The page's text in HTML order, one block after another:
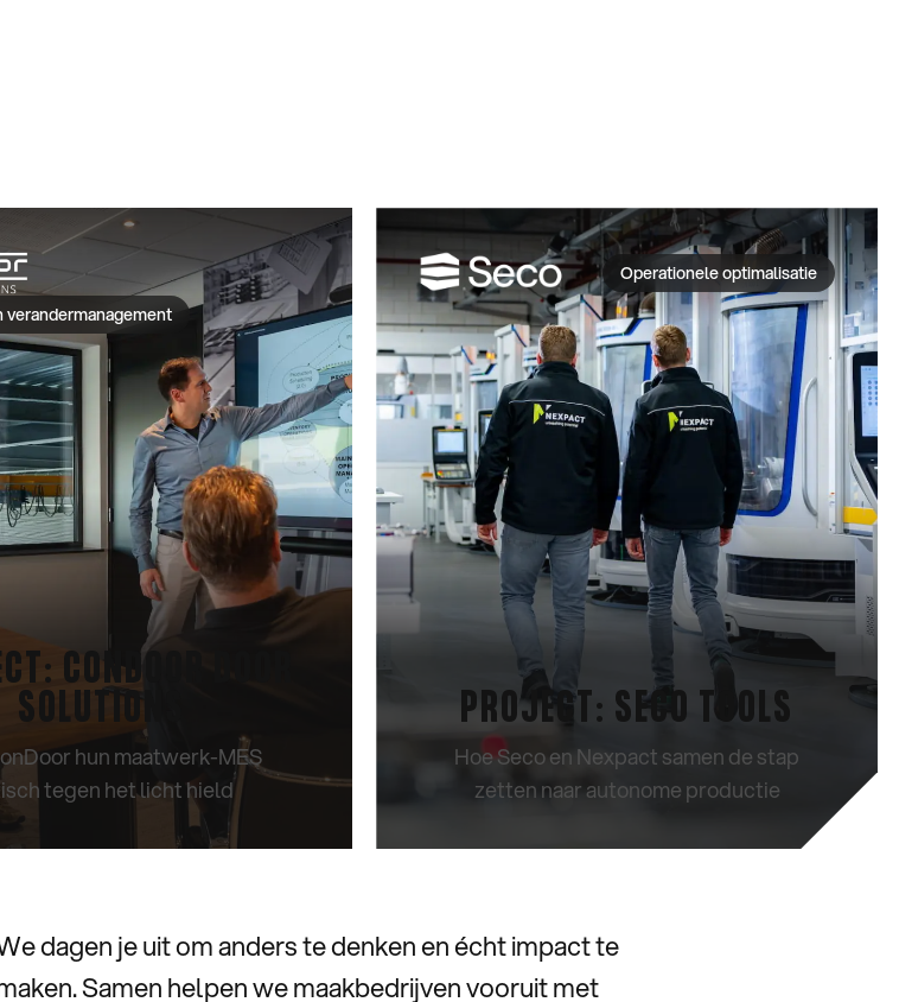
verandermanagement
CONDOOR DOOR
SOLUTIONS
hun maatwerk-MES
tegen het licht hield
Operationele optimalisatie
PROJECT: SECO TOOLS
Hoe Seco en Nexpact samen de stap
zetten naar autonome productie
dagen je uit om anders te denken en écht impact te
Samen helpen we maakbedrijven vooruit met